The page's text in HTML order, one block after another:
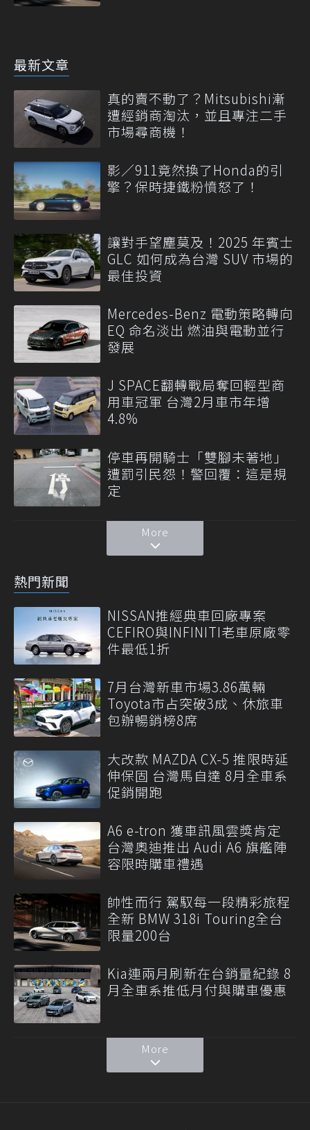
最新文章
真的賣不動了？Mitsubishi漸
遭經銷商淘汰，並且專注二手
市場尋商機！
影／911竟然換了Honda的引
擎？保時捷鐵粉憤怒了！
讓對手望塵莫及！2025 年賓士
GLC 如何成為台灣 SUV 市場的
最佳投資
Mercedes-Benz 電動策略轉向
EQ 命名淡出 燃油與電動並行
發展
J SPACE翻轉戰局奪回輕型商
用車冠軍 台灣2月車市年增
4.8%
停車再開騎士「雙腳未著地」
遭罰引民怨！警回覆：這是規
定
More
熱門新聞
NISSAN推經典車回廠專案
CEFIRO與INFINITI老車原廠零
件最低1折
7月台灣新車市場3.86萬輛
Toyota市占突破3成、休旅車
包辦暢銷榜8席
大改款 MAZDA CX-5 推限時延
伸保固 台灣馬自達 8月全車系
促銷開跑
A6 e-tron 獲車訊風雲獎肯定
台灣奧迪推出 Audi A6 旗艦陣
容限時購車禮遇
帥性而行 駕馭每一段精彩旅程
全新 BMW 318i Touring全台
限量200台
Kia連兩月刷新在台銷量紀錄 8
月全車系推低月付與購車優惠
More